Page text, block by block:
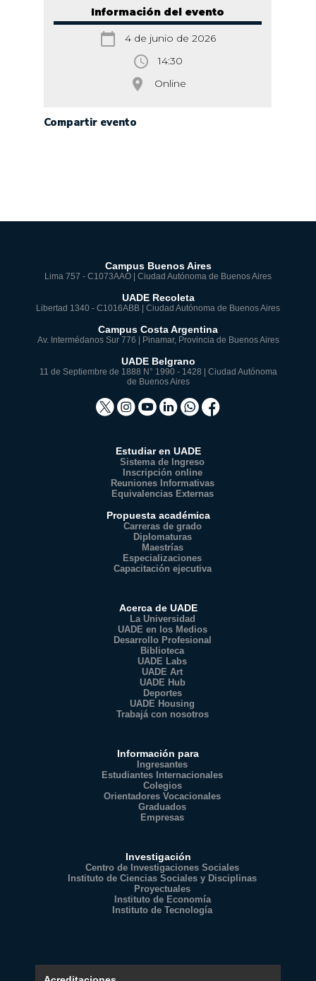
Información del evento
calendar_today 4 de junio de 2026
access_time 14:30
room Online
Compartir evento
Campus Buenos Aires
Lima 757 - C1073AAO | Ciudad Autónoma de Buenos Aires
UADE Recoleta
Libertad 1340 - C1016ABB | Ciudad Autónoma de Buenos Aires
Campus Costa Argentina
Av. Intermédanos Sur 776 | Pinamar, Provincia de Buenos Aires
UADE Belgrano
11 de Septiembre de 1888 N° 1990 - 1428 | Ciudad Autónoma
de Buenos Aires
Estudiar en UADE
Sistema de Ingreso
Inscripción online
Reuniones Informativas
Equivalencias Externas
Propuesta académica
Carreras de grado
Diplomaturas
Maestrías
Especializaciones
Capacitación ejecutiva
Acerca de UADE
La Universidad
UADE en los Medios
Desarrollo Profesional
Biblioteca
UADE Labs
UADE Art
UADE Hub
Deportes
UADE Housing
Trabajá con nosotros
Información para
Ingresantes
Estudiantes Internacionales
Colegios
Orientadores Vocacionales
Graduados
Empresas
Investigación
Centro de Investigaciones Sociales
Instituto de Ciencias Sociales y Disciplinas
Proyectuales
Instituto de Economía
Instituto de Tecnología